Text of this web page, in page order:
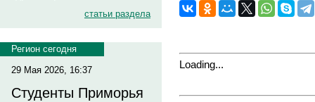
статьи раздела
Регион сегодня
29 Мая 2026, 16:37
Студенты Приморья
Loading...